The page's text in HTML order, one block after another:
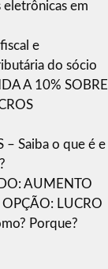
em
e
do sócio
A 10% SOBRE
– Saiba o que é e
AUMENTO
LUCRO
Porque?